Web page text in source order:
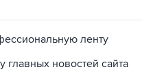
ленту
главных новостей сайта